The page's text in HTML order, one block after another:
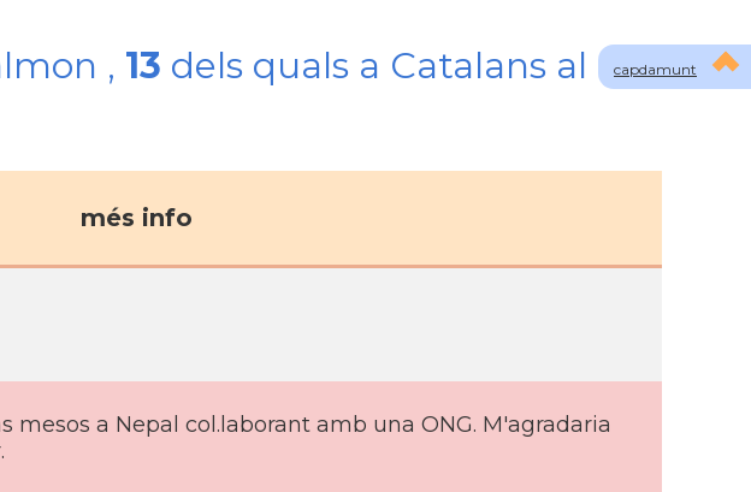
capdamunt
, 13 dels quals a Catalans al
més info
mesos a Nepal col.laborant amb una ONG. M'agradaria